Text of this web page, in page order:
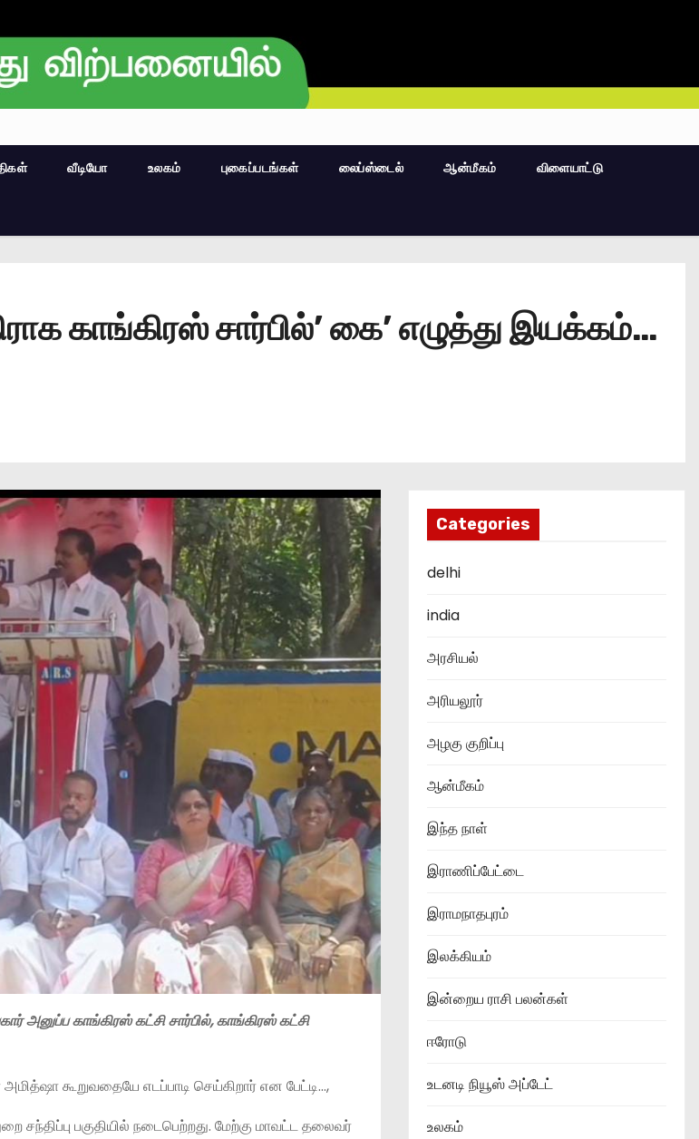
வீடியோ உலகம் புகைப்படங்கள் லைப்ஸ்டைல் ஆன்மீகம் விளையாட்டு
காங்கிரஸ் சார்பில்’ கை’ எழுத்து இயக்கம்…
அனுப்ப காங்கிரஸ் கட்சி சார்பில், காங்கிரஸ் கட்சி
கூறுவதையே எடப்பாடி செய்கிறார் என பேட்டி…,
சந்திப்பு பகுதியில் நடைபெற்றது. மேற்கு மாவட்ட தலைவர்
Categories
delhi
india
அரசியல்
அரியலூர்
அழகு குறிப்பு
ஆன்மீகம்
இந்த நாள்
இராணிப்பேட்டை
இராமநாதபுரம்
இலக்கியம்
இன்றைய ராசி பலன்கள்
ஈரோடு
உடனடி நியூஸ் அப்டேட்
உலகம்